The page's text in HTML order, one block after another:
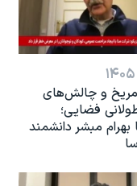
و چالش‌های
فضایی؛
بهرام مبشر دانشمند